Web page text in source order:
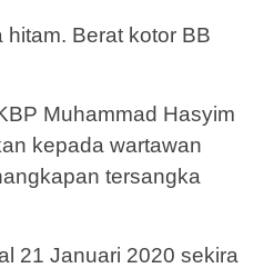
Berat kotor BB
Muhammad Hasyim
kepada wartawan
tersangka
21 Januari 2020 sekira